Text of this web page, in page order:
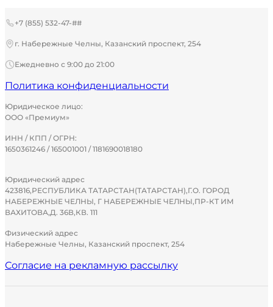
+7 (855) 532-47-##
г. Набережные Челны, Казанский проспект, 254
Ежедневно с 9:00 до 21:00
Политика конфиденциальности
Юридическое лицо:
ООО «Премиум»
ИНН / КПП / ОГРН:
1650361246 / 165001001 / 1181690018180
Юридический адрес
423816,РЕСПУБЛИКА ТАТАРСТАН(ТАТАРСТАН),Г.О. ГОРОД
НАБЕРЕЖНЫЕ ЧЕЛНЫ, Г НАБЕРЕЖНЫЕ ЧЕЛНЫ,ПР-КТ ИМ
ВАХИТОВА,Д. 36В,КВ. 111
Физический адрес
Набережные Челны, Казанский проспект, 254
Согласие на рекламную рассылку